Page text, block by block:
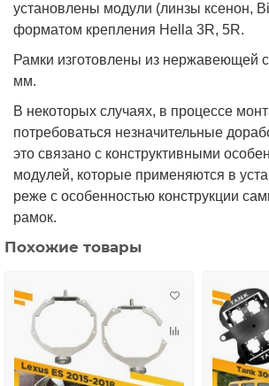
установлены модули (линзы ксенон,
форматом крепления Hella 3R, 5R.
Рамки изготовлены из нержавеющей
мм.
В некоторых случаях, в процессе
потребоваться незначительные
это связано с конструктивными
модулей, которые применяются в
реже с особенностью конструкции
рамок.
Похожие товары